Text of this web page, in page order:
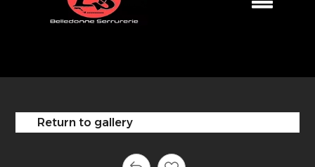
Return to gallery